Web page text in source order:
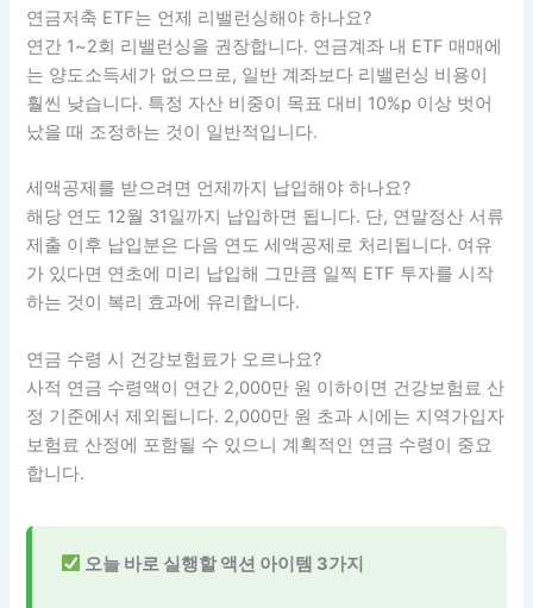
연금저축 ETF는 언제 리밸런싱해야 하나요?
연간 1~2회 리밸런싱을 권장합니다. 연금계좌 내 ETF 매매에
는 양도소득세가 없으므로, 일반 계좌보다 리밸런싱 비용이
훨씬 낮습니다. 특정 자산 비중이 목표 대비 10%p 이상 벗어
났을 때 조정하는 것이 일반적입니다.
세액공제를 받으려면 언제까지 납입해야 하나요?
해당 연도 12월 31일까지 납입하면 됩니다. 단, 연말정산 서류
제출 이후 납입분은 다음 연도 세액공제로 처리됩니다. 여유
가 있다면 연초에 미리 납입해 그만큼 일찍 ETF 투자를 시작
하는 것이 복리 효과에 유리합니다.
연금 수령 시 건강보험료가 오르나요?
사적 연금 수령액이 연간 2,000만 원 이하이면 건강보험료 산
정 기준에서 제외됩니다. 2,000만 원 초과 시에는 지역가입자
보험료 산정에 포함될 수 있으니 계획적인 연금 수령이 중요
합니다.
오늘 바로 실행할 액션 아이템 3가지